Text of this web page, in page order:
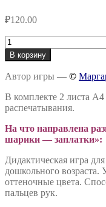
₽120.00
Количество
товара
Игра
на
липучках
«Воздушные
шарики
заплатки»
В корзину
Автор игры — ©
В комплекте 2 листа А4
распечатывания.
На что направлена
шарики — заплатки»:
Дидактическая игра
дошкольного возраста.
оттеночные цвета.
пальцев рук.